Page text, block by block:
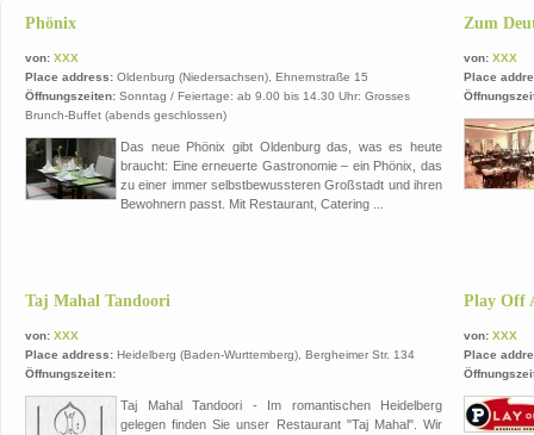
Phönix
von: XXX
Place address: Oldenburg (Niedersachsen), Ehnernstraße 15
Öffnungszeiten: Sonntag / Feiertage: ab 9.00 bis 14.30 Uhr: Grosses
Brunch-Buffet (abends geschlossen)
Das neue Phönix gibt Oldenburg das, was es heute
braucht: Eine erneuerte Gastronomie – ein Phönix, das
zu einer immer selbstbewussteren Großstadt und ihren
Bewohnern passt. Mit Restaurant, Catering ...
Zum
von: XXX
Place
Taj Mahal Tandoori
von: XXX
Place address: Heidelberg (Baden-Wurttemberg), Bergheimer Str. 134
Öffnungszeiten:
Taj Mahal Tandoori - Im romantischen Heidelberg
gelegen finden Sie unser Restaurant "Taj Mahal". Wir
Play Off
von: XXX
Place